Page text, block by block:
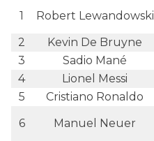
1
Robert Lewandowski
2
Kevin De Bruyne
3
Sadio Mané
4
Lionel Messi
5
Cristiano Ronaldo
6
Manuel Neuer